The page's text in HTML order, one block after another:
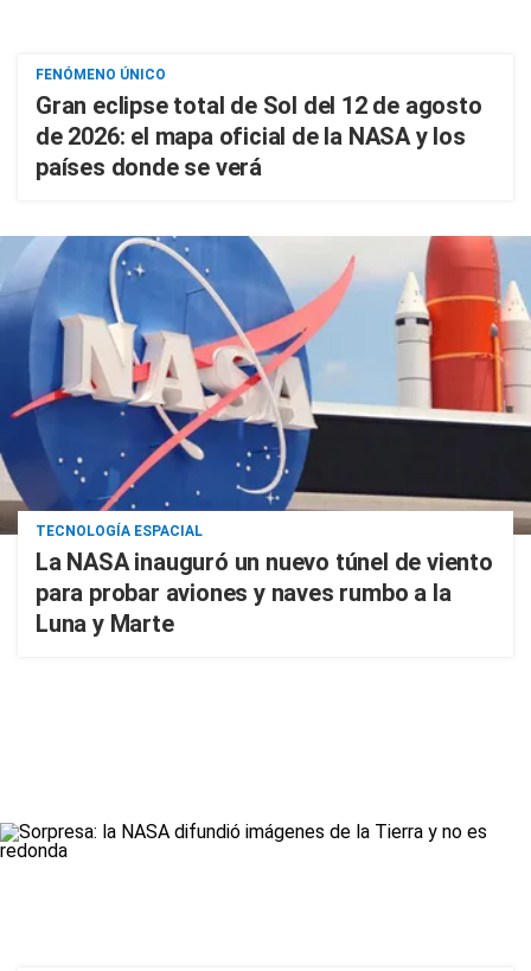
FENÓMENO ÚNICO
Gran eclipse total de Sol del 12 de agosto
de 2026: el mapa oficial de la NASA y los
países donde se verá
TECNOLOGÍA ESPACIAL
La NASA inauguró un nuevo túnel de viento
para probar aviones y naves rumbo a la
Luna y Marte